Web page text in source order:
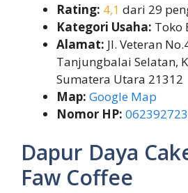
Rating: 4,1 dari 29
Kategori Usaha: Toko
Alamat: Jl. Veteran
Tanjungbalai Selatan,
Sumatera Utara 21312
Map: Google Map
Nomor HP: 062392723
Dapur Daya
Faw Coffee